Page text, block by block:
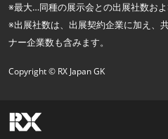
※最大…同種の展示会との出展社数およ
※出展社数は、出展契約企業に加え、
ナー企業数も含みます。
Copyright © RX Japan GK